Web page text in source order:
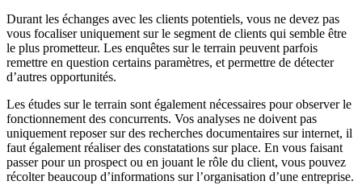
Durant les échanges avec les clients potentiels, vous ne devez pas
vous focaliser uniquement sur le segment de clients qui semble être
le plus prometteur. Les enquêtes sur le terrain peuvent parfois
remettre en question certains paramètres, et permettre de détecter
d’autres opportunités.
Les études sur le terrain sont également nécessaires pour observer le
fonctionnement des concurrents. Vos analyses ne doivent pas
uniquement reposer sur des recherches documentaires sur internet, il
faut également réaliser des constatations sur place. En vous faisant
passer pour un prospect ou en jouant le rôle du client, vous pouvez
récolter beaucoup d’informations sur l’organisation d’une entreprise.